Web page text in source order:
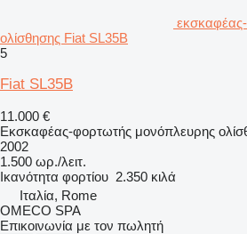
ολίσθησης Fiat SL35B
5
Fiat SL35B
11.000 €
Εκσκαφέας-φορτωτής μονόπλευρης
2002
1.500 ωρ./λειτ.
Ικανότητα φορτίου 2.350 κιλά
Ιταλία, Rome
OMECO SPA
Επικοινωνία με τον πωλητή